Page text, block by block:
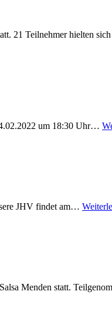
21 Teilnehmer hielten
um 18:30 Uhr…
JHV findet am…
Menden statt.